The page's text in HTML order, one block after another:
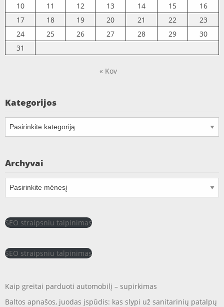
10
11 12 13 14 15
16
17
18 19 20 21 22
23
24
25 26 27 28 29
30
31
« Kov
Kategorijos
Archyvai
SEO straipsniu talpinimas
SEO straipsniu talpinimas
Kaip greitai parduoti automobilį – supirkimas
Baltos apnašos, juodas įspūdis: kas slypi už sanitarinių patalpų